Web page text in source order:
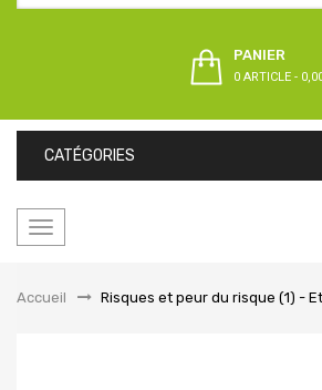
PANIER
0 ARTICLE -
CATÉGORIES
Basculer
Accueil
&gt;Risques et peur du risque (1) -